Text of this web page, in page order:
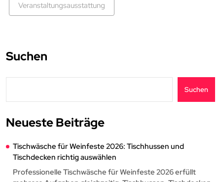
Veranstaltungsausstattung
Suchen
Suchen
Neueste Beiträge
Tischwäsche für Weinfeste 2026: Tischhussen und
Tischdecken richtig auswählen
Professionelle Tischwäsche für Weinfeste 2026 erfüllt